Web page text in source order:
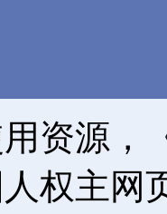
资源，
权主网